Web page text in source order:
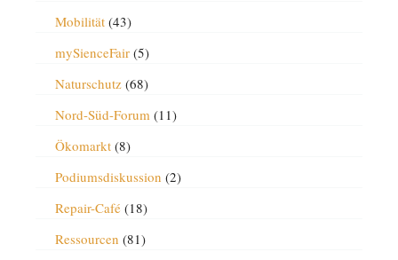
Mobilität(43)
mySienceFair(5)
Naturschutz(68)
Nord-Süd-Forum(11)
Ökomarkt(8)
Podiumsdiskussion (2)
Repair-Café(18)
Ressourcen (81)